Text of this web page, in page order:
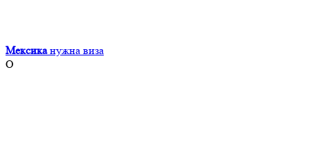
Мексика нужна виза
О